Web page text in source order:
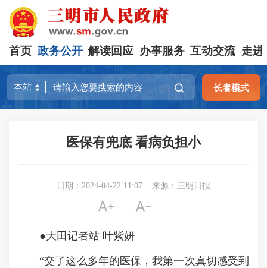
首页 政务公开 解读回应 办事服务 互动交流 走进
长者模式
医保有兜底 看病负担小
日期：2024-04-22 11:07 来源：三明日报
 
●大田记者站 叶紫妍
“交了这么多年的医保，我第一次真切感受到